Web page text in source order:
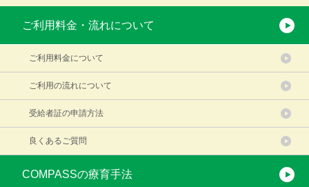
ご利用料金・流れについて
ご利用料金について
ご利用の流れについて
受給者証の申請方法
良くあるご質問
COMPASSの療育手法